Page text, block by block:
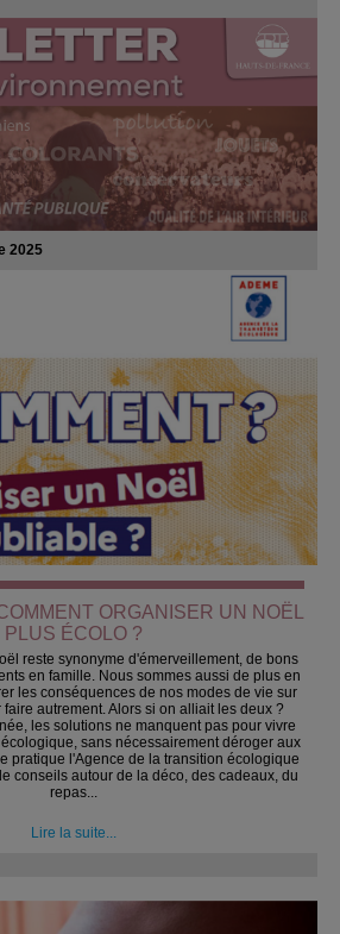
2025
ORGANISER UN NOËL
PLUS ÉCOLO ?
reste synonyme d'émerveillement, de bons
en famille. Nous sommes aussi de plus en
les conséquences de nos modes de vie sur
faire autrement. Alors si on alliait les deux ?
les solutions ne manquent pas pour vivre
sans nécessairement déroger aux
pratique l'Agence de la transition écologique
conseils autour de la déco, des cadeaux, du
repas...
Lire la suite...